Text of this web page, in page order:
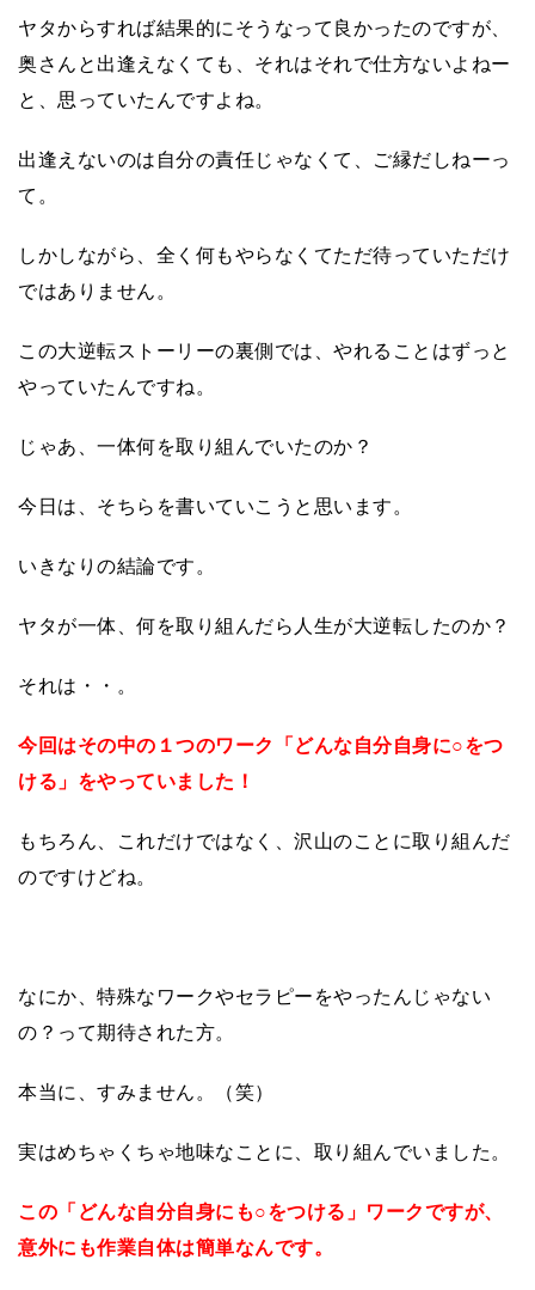
ヤタからすれば結果的にそうなって良かったのですが、
奥さんと出逢えなくても、それはそれで仕方ないよねー
と、思っていたんですよね。
出逢えないのは自分の責任じゃなくて、ご縁だしねーっ
て。
しかしながら、全く何もやらなくてただ待っていただけ
ではありません。
この大逆転ストーリーの裏側では、やれることはずっと
やっていたんですね。
じゃあ、一体何を取り組んでいたのか？
今日は、そちらを書いていこうと思います。
いきなりの結論です。
ヤタが一体、何を取り組んだら人生が大逆転したのか？
それは・・。
今回はその中の１つのワーク「どんな自分自身に○をつ
ける」をやっていました！
もちろん、これだけではなく、沢山のことに取り組んだ
のですけどね。
なにか、特殊なワークやセラピーをやったんじゃない
の？って期待された方。
本当に、すみません。（笑）
実はめちゃくちゃ地味なことに、取り組んでいました。
この「どんな自分自身にも○をつける」ワークですが、
意外にも作業自体は簡単なんです。